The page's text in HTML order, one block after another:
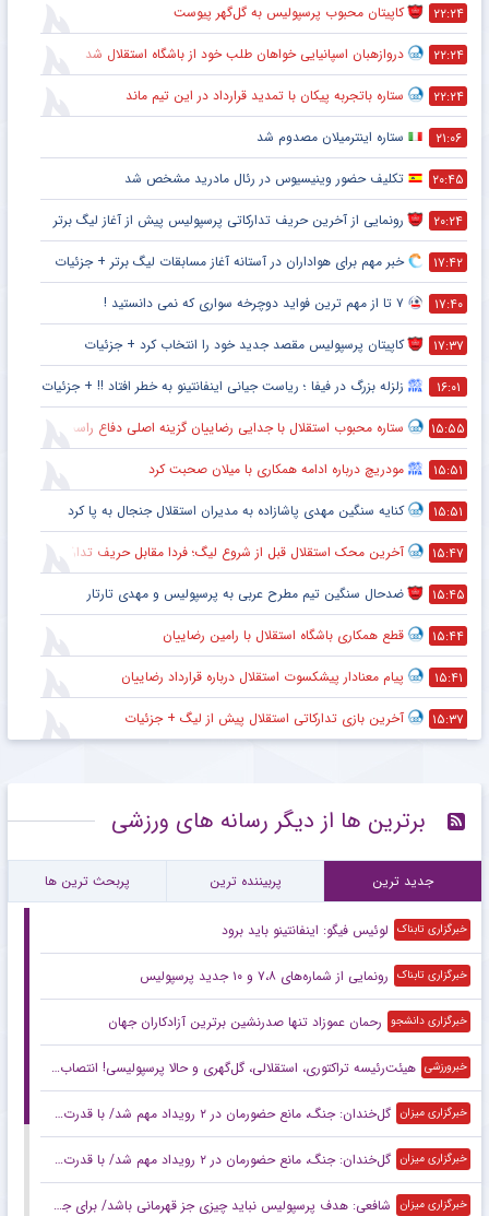
۲۲:۲۴ کاپیتان محبوب پرسپولیس به گل‌گهر پیوست
۲۲:۲۴ دروازهبان اسپانیایی خواهان طلب خود از باشگاه استقلال شد
۲۲:۲۴ ستاره باتجربه پیکان با تمدید قرارداد در این تیم ماند
۲۱:۰۶ ستاره اینترمیلان مصدوم شد
۲۰:۴۵ تکلیف حضور وینیسیوس در رئال مادرید مشخص شد
۲۰:۲۴ رونمایی از آخرین حریف تدارکاتی پرسپولیس پیش از آغاز لیگ برتر
۱۷:۴۲ خبر مهم برای هواداران در آستانه آغاز مسابقات لیگ برتر + جزئیات
۱۷:۴۰ ۷ تا از مهم ترین فواید دوچرخه سواری که نمی دانستید !
۱۷:۳۷ کاپیتان پرسپولیس مقصد جدید خود را انتخاب کرد + جزئیات
۱۶:۰۱ زلزله بزرگ در فیفا ؛ ریاست جیانی اینفانتینو به خطر افتاد !! + جزئیات
۱۵:۵۵ ستاره محبوب استقلال با جدایی رضاییان گزینه اصلی دفاع راست این تیم
۱۵:۵۱ مودریچ درباره ادامه همکاری با میلان صحبت کرد
۱۵:۵۱ کنایه سنگین مهدی پاشازاده به مدیران استقلال جنجال به پا کرد
۱۵:۴۷ آخرین محک استقلال قبل از شروع لیگ؛ فردا مقابل حریف تدارکاتی
۱۵:۴۵ ضدحال سنگین تیم مطرح عربی به پرسپولیس و مهدی تارتار
۱۵:۴۴ قطع همکاری باشگاه استقلال با رامین رضاییان
۱۵:۴۱ پیام معنادار پیشکسوت استقلال درباره قرارداد رضاییان
۱۵:۳۷ آخرین بازی تدارکاتی استقلال پیش از لیگ + جزئیات
برترین ها از دیگر رسانه های ورزشی
جدید ترین پربیننده ترین پربحث ترین ها
خبرگزاری تابناک لوئیس فیگو: اینفانتینو باید برود
خبرگزاری تابناک رونمایی از شماره‌های ۷،۸ و ۱۰ جدید پرسپولیس
خبرگزاری دانشجو رحمان عموزاد تنها صدرنشین برترین آزادکاران جهان
خبرورزشی هیئت‌رئیسه تراکتوری، استقلالی، گل‌گهری و حالا پرسپولیسی! انتصاب‌های عجیب در باشگاه‌های خاص؛ فدراسیون حتما جوابگو باشد
خبرگزاری میزان گل‌خندان: جنگ، مانع حضورمان در ۲ رویداد مهم شد/ با قدرت برای بازی‌های آسیایی و سهمیه المپیک می‌جنگیم
خبرگزاری میزان گل‌خندان: جنگ، مانع حضورمان در ۲ رویداد مهم شد/ با قدرت برای بازی‌های آسیایی و سهمیه المپیک می‌جنگیم
خبرگزاری میزان شافعی: هدف پرسپولیس نباید چیزی جز قهرمانی باشد/ برای جام ملت‌ها باید از برخی چهره‌ها عبور کنیم